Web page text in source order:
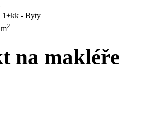
1+kk - Byty
2
na makléře